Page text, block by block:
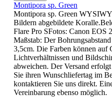
Montipora sp. Green
Montipora sp. Green
Bildern abgebildete
Flare Pro SFotos: Canon EOS
Maßstab: Der
3,5cm. Die Farben können auf
Lichtverhältnissen und
abweichen. Der Versand
Sie ihren Wunschliefertag im
kontaktieren Sie uns direkt.
Vereinbarung ebenso möglich.